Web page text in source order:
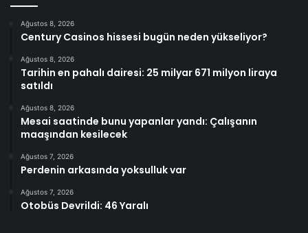
Ağustos 8, 2026
Century Casinos hissesi bugün neden yükseliyor?
Ağustos 8, 2026
Tarihin en pahalı dairesi: 25 milyar 671 milyon liraya
satıldı
Ağustos 8, 2026
Mesai saatinde bunu yapanlar yandı: Çalışanın
maaşından kesilecek
Ağustos 7, 2026
Perdenin arkasında yoksulluk var
Ağustos 7, 2026
Otobüs Devrildi: 46 Yaralı